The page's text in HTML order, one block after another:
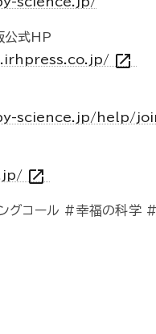
公式HP
open_in_new
science.jp/help/
open_in_new
グコール #幸福の科学